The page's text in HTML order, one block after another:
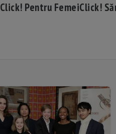
Click! Pentru FemeiClick!